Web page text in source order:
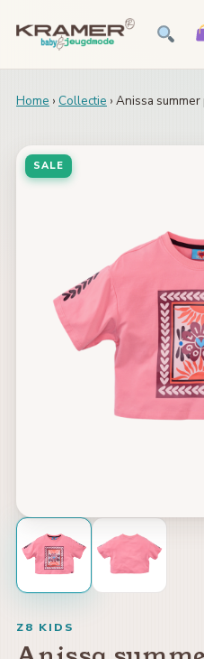
Home › Collectie › Anissa summer
SALE
Z8 KIDS